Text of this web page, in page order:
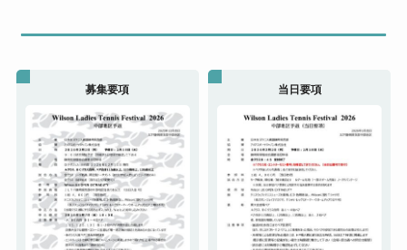
募集要項 当日要項